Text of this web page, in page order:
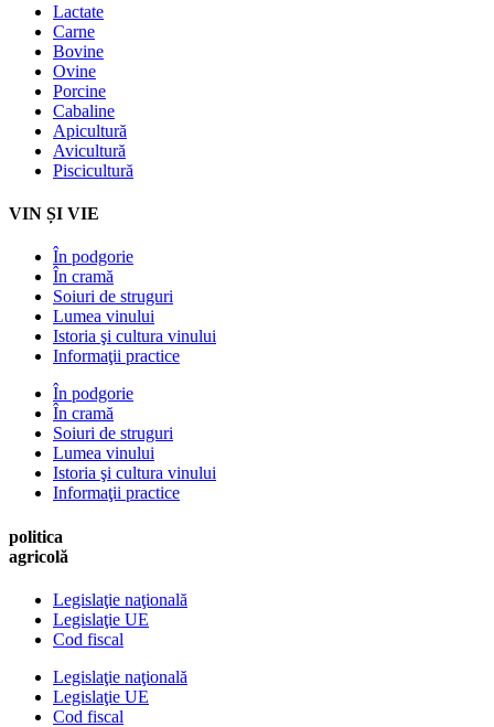
Lactate
Carne
Bovine
Ovine
Porcine
Cabaline
Apicultură
Avicultură
Piscicultură
VIN ȘI VIE
În podgorie
În cramă
Soiuri de struguri
Lumea vinului
Istoria şi cultura vinului
Informaţii practice
În podgorie
În cramă
Soiuri de struguri
Lumea vinului
Istoria şi cultura vinului
Informaţii practice
politica
agricolă
Legislaţie naţională
Legislaţie UE
Cod fiscal
Legislaţie naţională
Legislaţie UE
Cod fiscal